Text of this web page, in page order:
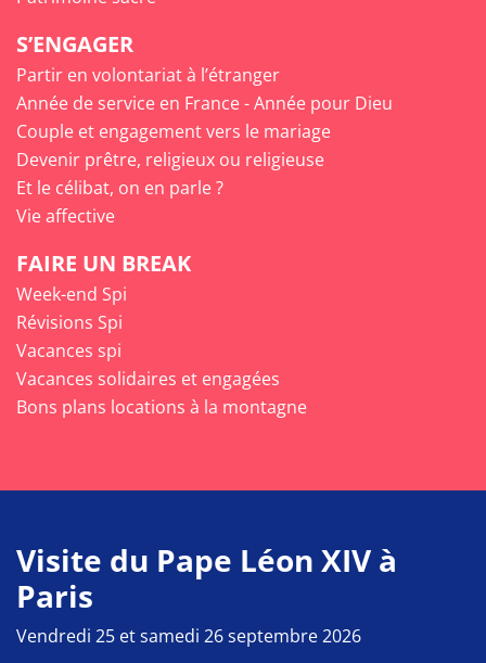
S’ENGAGER
Partir en volontariat à l’étranger
Année de service en France - Année pour Dieu
Couple et engagement vers le mariage
Devenir prêtre, religieux ou religieuse
Et le célibat, on en parle ?
Vie affective
FAIRE UN BREAK
Week-end Spi
Révisions Spi
Vacances spi
Vacances solidaires et engagées
Bons plans locations à la montagne
Visite du Pape Léon XIV à
Paris
Vendredi 25 et samedi 26 septembre 2026